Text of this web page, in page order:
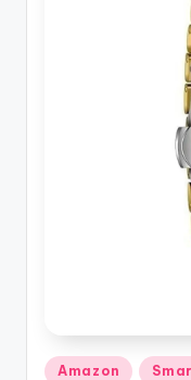
Posted
Amazon